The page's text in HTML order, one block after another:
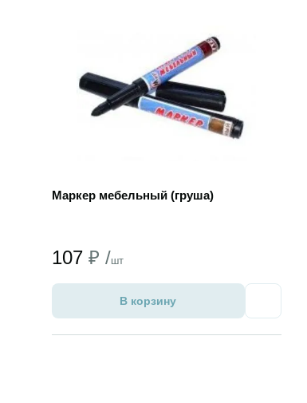
Маркер мебельный (груша)
107 ₽ /шт
В корзину